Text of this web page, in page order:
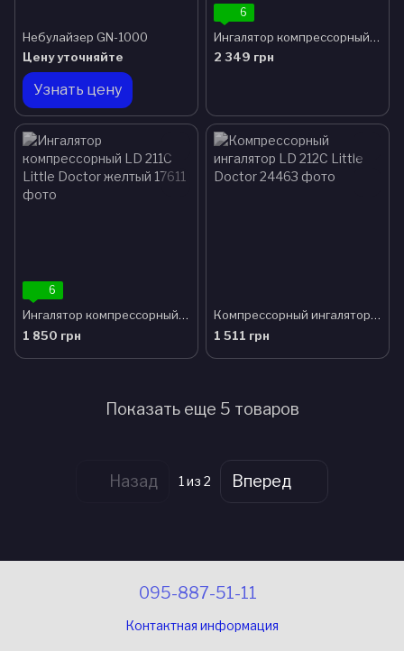
Небулайзер GN-1000
Цену уточняйте
Узнать цену
6
Ингалятор компрессорный Little Doctor LD-210C
2 349 грн
6
Ингалятор компрессорный LD 211C Little Doctor желтый
1 850 грн
Компрессорный ингалятор LD 212C Little Doctor
1 511 грн
Показать еще 5 товаров
Назад 1 из 2 Вперед
095-887-51-11
Контактная информация